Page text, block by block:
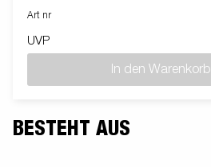
Art nr
UVP
In den Warenkorb
BESTEHT AUS